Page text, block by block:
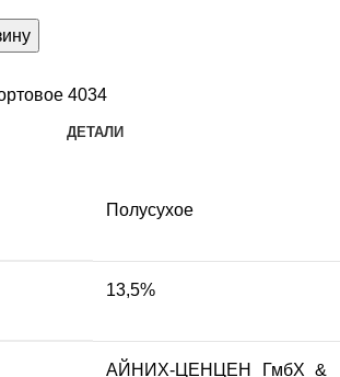
4034
ДЕТАЛИ
Полусухое
13,5%
АЙНИХ-ЦЕНЦЕН ГмбХ &